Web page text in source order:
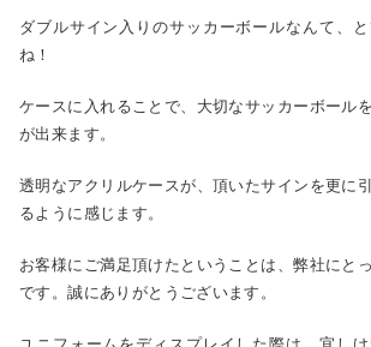
ダブルサイン入りのサッカーボールなんて、
ね！
ケースに入れることで、大切なサッカーボール
が出来ます。
透明なアクリルケースが、頂いたサインを更に
るように感じます。
お客様にご満足頂けたということは、弊社にと
です。誠にありがとうございます。